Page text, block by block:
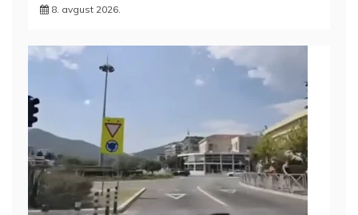
8. avgust 2026.